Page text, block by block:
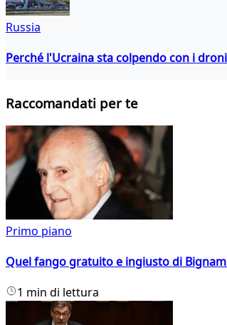
Russia
Perché l'Ucraina sta colpendo con i
Raccomandati per te
Primo piano
Quel fango gratuito e ingiusto di
1 min di lettura